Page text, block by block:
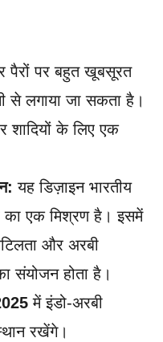
पैरों पर बहुत खूबसूरत
से लगाया जा सकता है।
शादियों के लिए एक
यह डिज़ाइन भारतीय
का एक मिश्रण है। इसमें
और अरबी
संयोजन होता है।
में इंडो-अरबी
रखेंगे।